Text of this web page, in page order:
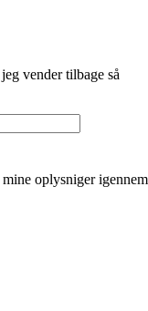
vender tilbage så
oplysniger igennem